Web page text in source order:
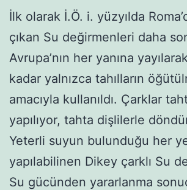
İlk olarak İ.Ö. i. yüzyılda
çıkan Su değirmenleri daha
Avrupa’nın her yanına
kadar yalnızca tahılların
amacıyla kullanıldı. Çarklar
yapılıyor, tahta dişlilerle
Yeterli suyun bulunduğu her
yapılabilinen Dikey çarklı Su
Su gücünden yararlanma